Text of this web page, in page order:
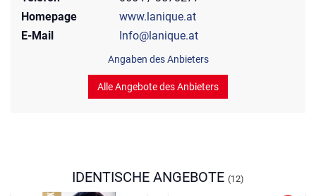
Homepage
www.lanique.at
E-Mail
Info@lanique.at
Angaben des Anbieters
Alle Angebote des Anbieters
IDENTISCHE ANGEBOTE (12)